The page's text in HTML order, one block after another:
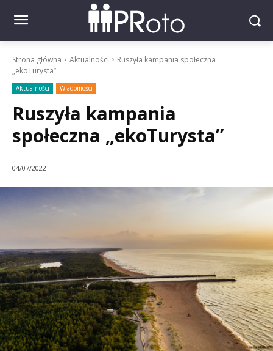
Strona główna Aktualności
Ruszyła kampania społeczna
„ekoTurysta”
Aktualności Wiadomości
Ruszyła kampania
społeczna „ekoTurysta”
04/07/2022